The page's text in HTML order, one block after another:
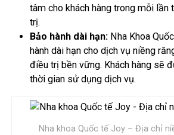
tâm cho khách hàng trong mỗi lần
trị.
Bảo hành dài hạn: Nha Khoa
hành dài hạn cho dịch vụ niềng
điều trị bền vững. Khách hàng sẽ
thời gian sử dụng dịch vụ.
Nha khoa Quốc tế Joy – Địa chỉ